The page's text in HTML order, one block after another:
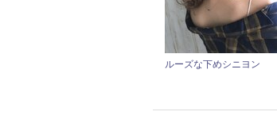
ルーズな下めシニヨン